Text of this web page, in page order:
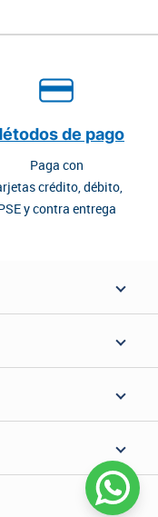
de pago
Paga con
crédito, débito,
y contra entrega